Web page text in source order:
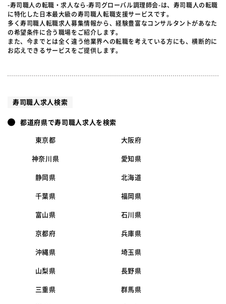
-寿司職人の転職・求人なら-寿司グローバル調理師会-は、寿司職人の転職
に特化した日本最大級の寿司職人転職支援サービスです。
多く寿司職人転職求人募集情報から、経験豊富なコンサルタントがあなた
の希望条件に合う職場をご紹介します。
また、今までとは全く違う他業界への転職を考えている方にも、横断的に
お応えできるサービスをご提供します。
寿司職人求人検索
都道府県で寿司職人求人を検索
東京都 大阪府
神奈川県 愛知県
静岡県 北海道
千葉県 福岡県
富山県 石川県
京都府 兵庫県
沖縄県 埼玉県
山梨県 長野県
三重県 群馬県